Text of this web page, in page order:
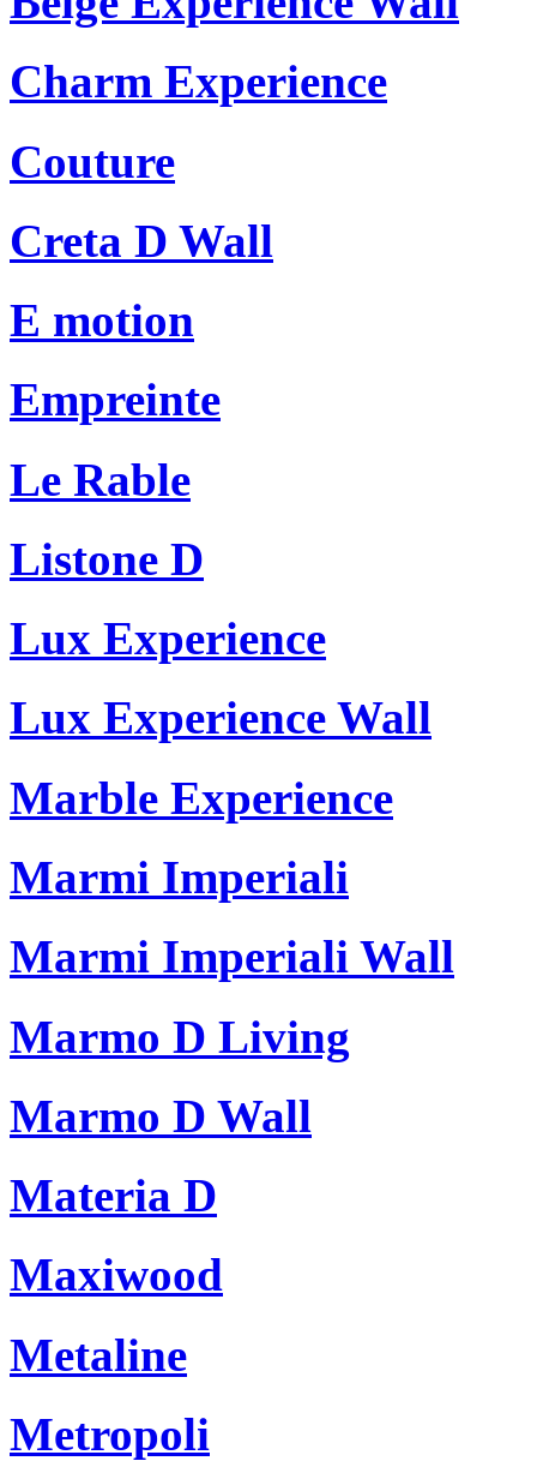
Charm Experience
Couture
Creta D Wall
E motion
Empreinte
Le Rable
Listone D
Lux Experience
Lux Experience Wall
Marble Experience
Marmi Imperiali
Marmi Imperiali Wall
Marmo D Living
Marmo D Wall
Materia D
Maxiwood
Metaline
Metropoli